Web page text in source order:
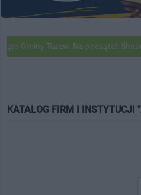
Tczew. Na początek Shaun
KATALOG FIRM I INSTYTUCJI